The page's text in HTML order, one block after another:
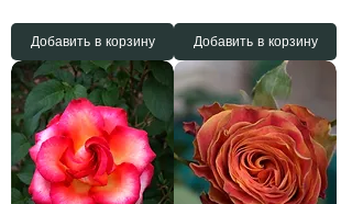
Добавить в корзину Добавить в корзину